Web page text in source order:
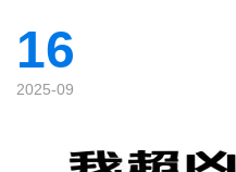
16
2025-09